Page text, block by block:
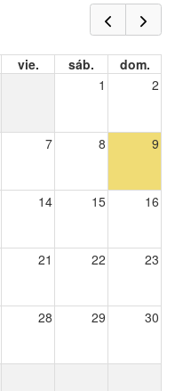
vie. sáb.
dom.
1
2
7 8 9
14 15 16
21 22 23
28 29 30